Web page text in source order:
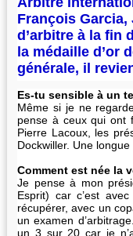
François Garcia,
d’arbitre à la fin
la médaille d’or
générale, il
Es-tu sensible à un
Même si je ne
pense à ceux qui ont
Pierre Lacoux, les
Dockwiller. Une
Comment est née la
Je pense à mon
Esprit) car c’est
récupérer, avec un
un examen
un 3 sur 20 car je